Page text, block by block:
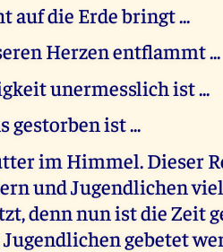
auf die Erde bringt ...
Herzen entflammt ...
unermesslich ist ...
gestorben ist ...
im Himmel. Dieser
und Jugendlichen
denn nun ist die Zeit
gebetet